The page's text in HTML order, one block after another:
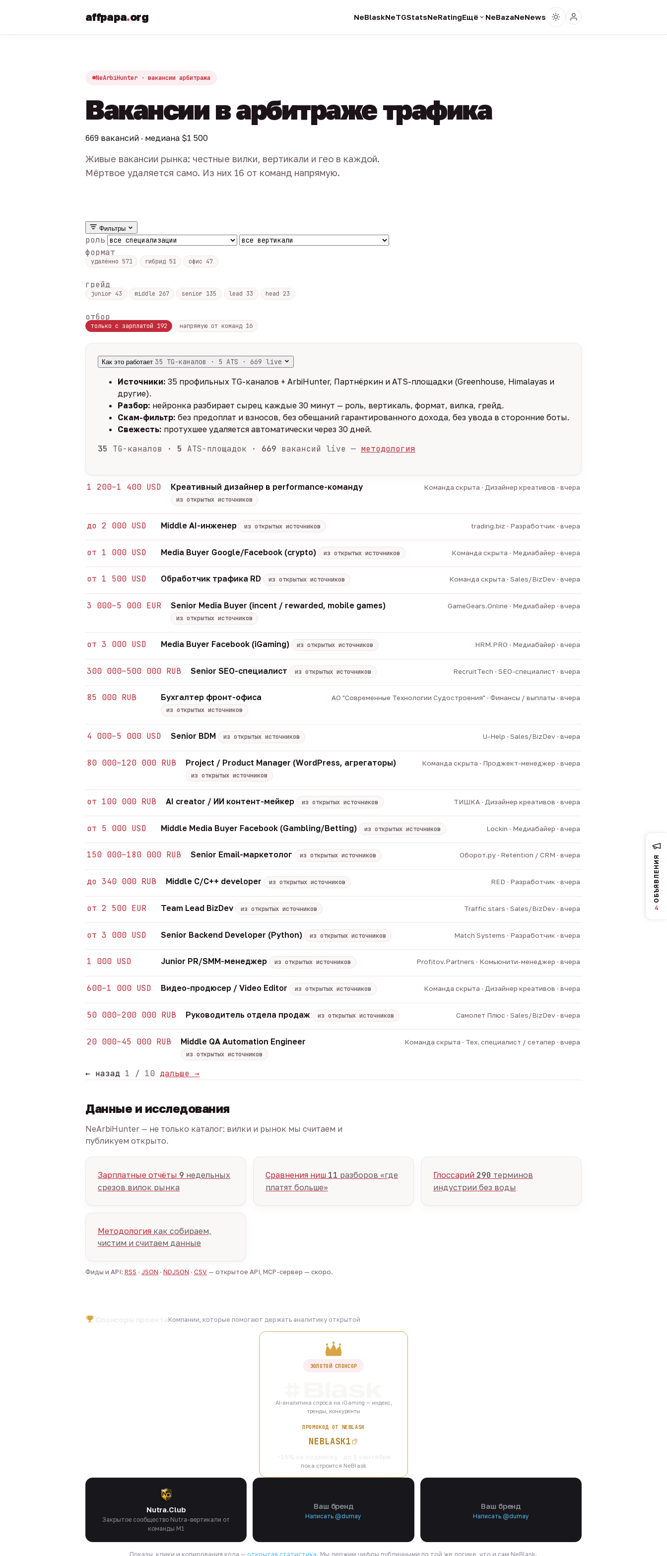
affpapa.org NeBlaskNeTGStatsNeRatingЕщё NeBazaNeNews
NeArbiHunter · вакансии арбитража
Вакансии в арбитраже трафика
669 вакансий · медиана $1 500
Живые вакансии рынка: честные вилки, вертикали и гео в каждой.
Мёртвое удаляется само. Из них 16 от команд напрямую.
Фильтры
роль
формат
удалённо 571 гибрид 51 офис 47
грейд
junior 43 middle 267 senior 135 lead 33 head 23
отбор
только с зарплатой 192 напрямую от команд 16
Как это работает 35 TG-каналов · 5 ATS · 669 live
Источники: 35 профильных TG-каналов + ArbiHunter, Партнёркин и ATS-площадки (Greenhouse, Himalayas и
другие).
Разбор: нейронка разбирает сырец каждые 30 минут — роль, вертикаль, формат, вилка, грейд.
Скам-фильтр: без предоплат и взносов, без обещаний гарантированного дохода, без увода в сторонние боты.
Свежесть: протухшее удаляется автоматически через 30 дней.
35 TG-каналов · 5 ATS-площадок · 669 вакансий live — методология
1 200–1 400 USD Креативный дизайнер в performance-команду
из открытых источников
Команда скрыта · Дизайнер креативов · вчера
до 2 000 USD Middle AI-инженер из открытых источников trading.biz · Разработчик · вчера
от 1 000 USD Media Buyer Google/Facebook (crypto) из открытых источников Команда скрыта · Медиабайер · вчера
от 1 500 USD Обработчик трафика RD из открытых источников Команда скрыта · Sales/BizDev · вчера
3 000–5 000 EUR Senior Media Buyer (incent / rewarded, mobile games)
из открытых источников
GameGears.Online · Медиабайер · вчера
от 3 000 USD Media Buyer Facebook (iGaming) из открытых источников HRM.PRO · Медиабайер · вчера
300 000–500 000 RUB Senior SEO-специалист из открытых источников RecruitTech · SEO-специалист · вчера
85 000 RUB Бухгалтер фронт-офиса
из открытых источников
АО "Современные Технологии Судостроения" · Финансы / выплаты · вчера
4 000–5 000 USD Senior BDM из открытых источников U-Help · Sales/BizDev · вчера
80 000–120 000 RUB Project / Product Manager (WordPress, агрегаторы)
из открытых источников
Команда скрыта · Проджект-менеджер · вчера
от 100 000 RUB AI creator / ИИ контент-мейкер из открытых источников ТИШКА · Дизайнер креативов · вчера
от 5 000 USD Middle Media Buyer Facebook (Gambling/Betting) из открытых источников Lockin · Медиабайер · вчера
150 000–180 000 RUB Senior Email-маркетолог из открытых источников Оборот.ру · Retention / CRM · вчера
до 340 000 RUB Middle C/C++ developer из открытых источников RED · Разработчик · вчера
от 2 500 EUR Team Lead BizDev из открытых источников Traffic stars · Sales/BizDev · вчера
от 3 000 USD Senior Backend Developer (Python) из открытых источников Match Systems · Разработчик · вчера
1 000 USD Junior PR/SMM-менеджер из открытых источников Profitov.Partners · Комьюнити-менеджер · вчера
600–1 000 USD Видео-продюсер / Video Editor из открытых источников Команда скрыта · Дизайнер креативов · вчера
50 000–200 000 RUB Руководитель отдела продаж из открытых источников Самолет Плюс · Sales/BizDev · вчера
20 000–45 000 RUB Middle QA Automation Engineer
из открытых источников
Команда скрыта · Тех. специалист / сетапер · вчера
← назад 1 / 10 дальше →
Данные и исследования
NeArbiHunter — не только каталог: вилки и рынок мы считаем и
публикуем открыто.
Зарплатные отчёты 9 недельных
срезов вилок рынка
Сравнения ниш 11 разборов «где
платят больше»
Глоссарий 290 терминов
индустрии без воды
Методология как собираем,
чистим и считаем данные
Фиды и API: RSS · JSON · NDJSON · CSV — открытое API, MCP-сервер — скоро.
ОБЪЯВЛЕНИЯ
4
Компании, которые помогают держать аналитику открытой
ЗОЛОТОЙ СПОНСОР
AI-аналитика спроса на iGaming — индекс,
тренды, конкуренты
ПРОМОКОД ОТ NEBLASK
NEBLASK1
пока строится NeBlask
Nutra.Club
Закрытое сообщество Nutra-вертикали от
команды M1
Ваш бренд
Написать @dumay
Ваш бренд
Написать @dumay
Показы, клики и копирования кода — открытая статистика. Мы держим цифры публичными по той же логике, что и сам NeBlask.